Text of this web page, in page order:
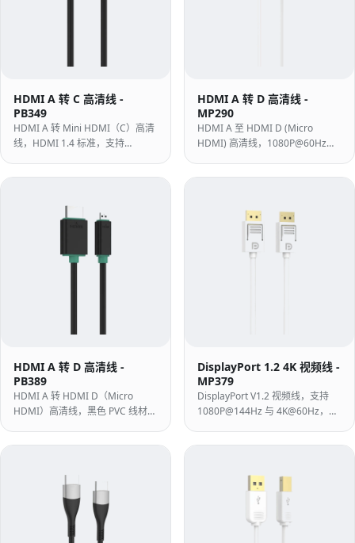
HDMI A 转 C 高清线 -
PB349
HDMI A 转 Mini HDMI（C）高清
线，HDMI 1.4 标准，支持
于高清相机与播放器。
HDMI A 转 D 高清线 -
MP290
HDMI A 至 HDMI D (Micro
HDMI) 高清线，1080P@60Hz，
金触点 - 适用于带有 Micro HDMI
HDMI A 转 D 高清线 -
PB389
HDMI A 转 HDMI D（Micro
HDMI）高清线，黑色 PVC 线材、
设备连接至显示设备。
DisplayPort 1.2 4K 视频线 -
MP379
DisplayPort V1.2 视频线，支持
1080P@144Hz 与 4K@60Hz，
显卡与显示器。